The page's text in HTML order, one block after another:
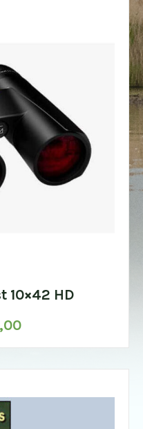
10×42 HD